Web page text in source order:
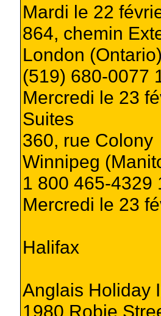
Mardi le 22
864, chemin
London (Ontario)
(519) 680-0077
Mercredi le 23
Suites
360, rue Colony
Winnipeg
1 800 465-4329
Mercredi le 23
Halifax
Anglais Holiday
1980 Robie